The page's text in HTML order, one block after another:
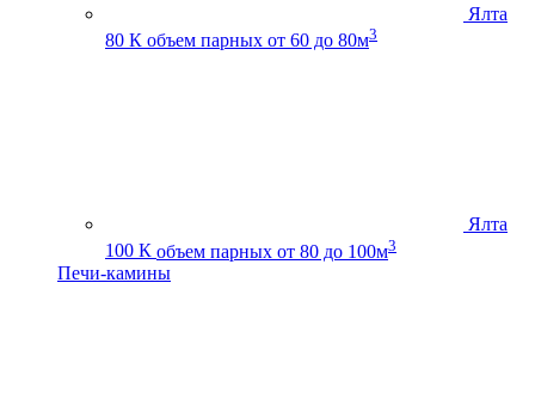
Ялта
80 К объем парных от 60 до 80м3
Ялта
100 К объем парных от 80 до 100м3
Печи-камины